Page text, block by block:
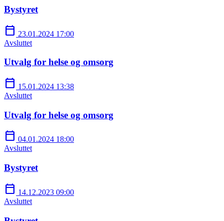
Bystyret
calendar_today 23.01.2024 17:00
Avsluttet
Utvalg for helse og omsorg
calendar_today 15.01.2024 13:38
Avsluttet
Utvalg for helse og omsorg
calendar_today 04.01.2024 18:00
Avsluttet
Bystyret
calendar_today 14.12.2023 09:00
Avsluttet